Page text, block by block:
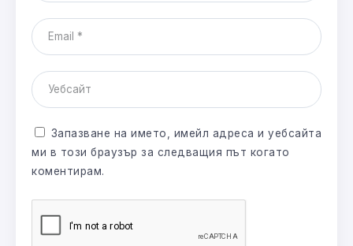
Запазване на името, имейл адреса и уебсайта
ми в този браузър за следващия път когато
коментирам.